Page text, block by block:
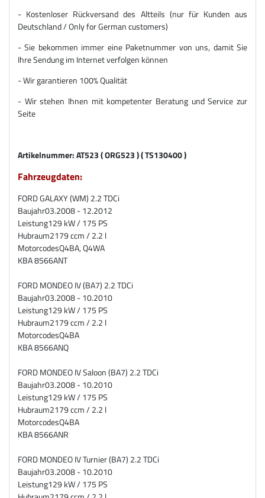
- Kostenloser Rückversand des Altteils (nur für Kunden aus
Deutschland / Only for German customers)
- Sie bekommen immer eine Paketnummer von uns, damit Sie
Ihre Sendung im Internet verfolgen können
- Wir garantieren 100% Qualität
- Wir stehen Ihnen mit kompetenter Beratung und Service zur
Seite
Artikelnummer: AT523 ( ORG523 ) ( TS130400 )
Fahrzeugdaten:
FORD GALAXY (WM) 2.2 TDCi
Baujahr03.2008 - 12.2012
Leistung129 kW / 175 PS
Hubraum2179 ccm / 2.2 l
MotorcodesQ4BA, Q4WA
KBA 8566ANT
FORD MONDEO IV (BA7) 2.2 TDCi
Baujahr03.2008 - 10.2010
Leistung129 kW / 175 PS
Hubraum2179 ccm / 2.2 l
MotorcodesQ4BA
KBA 8566ANQ
FORD MONDEO IV Saloon (BA7) 2.2 TDCi
Baujahr03.2008 - 10.2010
Leistung129 kW / 175 PS
Hubraum2179 ccm / 2.2 l
MotorcodesQ4BA
KBA 8566ANR
FORD MONDEO IV Turnier (BA7) 2.2 TDCi
Baujahr03.2008 - 10.2010
Leistung129 kW / 175 PS